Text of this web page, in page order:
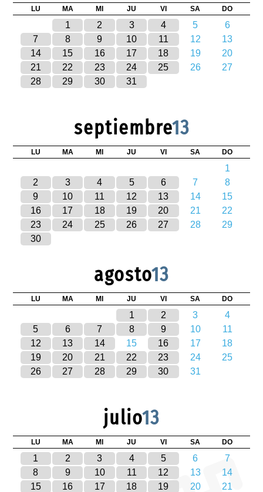
LU MA MI JU VI SA DO
1 2 3 4 5
6
7
8 9 10 11 12
13
14
15 16 17 18 19
20
21
22 23 24 25 26
27
28
29 30 31
septiembre13
LU MA MI JU VI SA DO
1
2
3 4 5 6 7
8
9
10 11 12 13 14
15
16
17 18 19 20 21
22
23
24 25 26 27 28
29
30
agosto13
LU MA MI JU VI SA DO
1 2 3
4
5
6 7 8 9 10
11
12
13 14 15 16 17
18
19
20 21 22 23 24
25
26
27 28 29 30 31
julio13
LU MA MI JU VI SA DO
1 2 3 4 5 6
7
8
9 10 11 12 13
14
15
16 17 18 19 20
21